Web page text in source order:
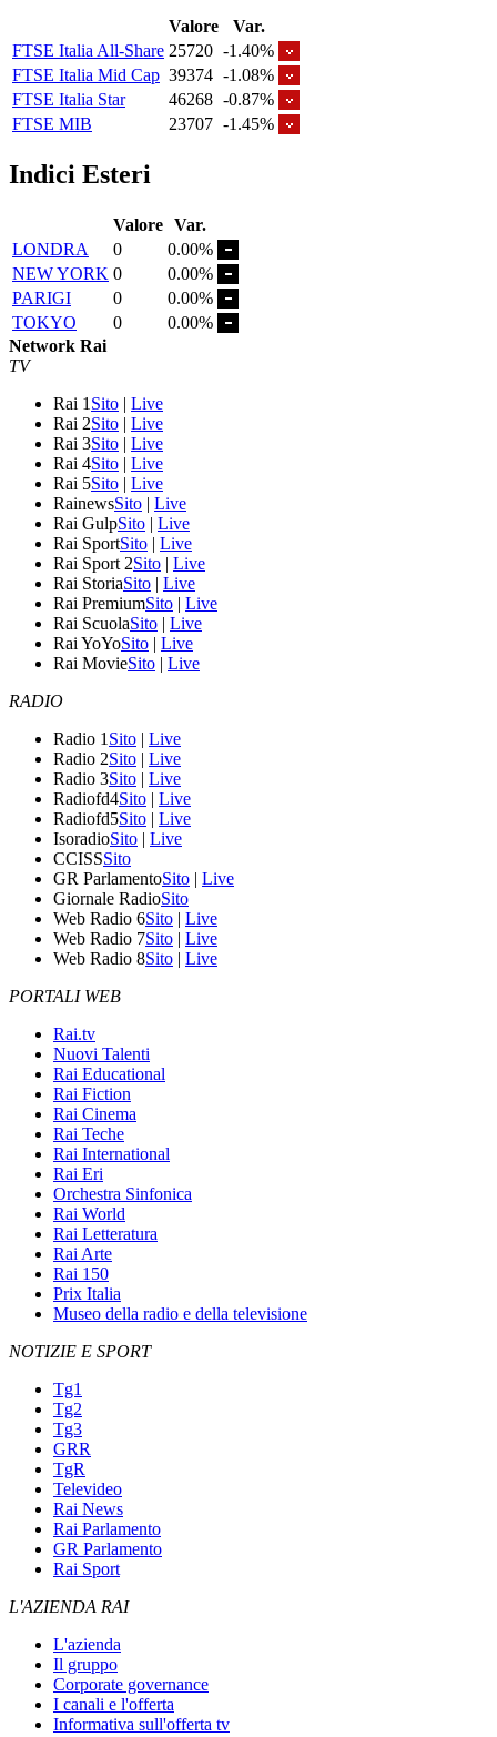
Valore
Var.
FTSE Italia All-Share 25720 -1.40%
FTSE Italia Mid Cap 39374 -1.08%
FTSE Italia Star
46268 -0.87%
FTSE MIB
23707 -1.45%
Indici Esteri
Valore Var.
LONDRA
0
0.00%
NEW YORK 0
0.00%
PARIGI
0
0.00%
TOKYO
0
0.00%
Network Rai
TV
Rai 1 Sito | Live
Rai 2Sito | Live
Rai 3Sito | Live
Rai 4Sito | Live
Rai 5Sito | Live
RainewsSito | Live
Rai GulpSito | Live
Rai SportSito | Live
Rai Sport 2Sito | Live
Rai StoriaSito | Live
Rai PremiumSito | Live
Rai ScuolaSito | Live
Rai YoYoSito | Live
Rai MovieSito | Live
RADIO
Radio 1 Sito | Live
Radio 2Sito | Live
Radio 3Sito | Live
Radiofd4Sito | Live
Radiofd5Sito | Live
IsoradioSito | Live
CCISSSito
GR ParlamentoSito | Live
Giornale RadioSito
Web Radio 6Sito | Live
Web Radio 7Sito | Live
Web Radio 8Sito | Live
PORTALI WEB
Rai.tv
Nuovi Talenti
Rai Educational
Rai Fiction
Rai Cinema
Rai Teche
Rai International
Rai Eri
Orchestra Sinfonica
Rai World
Rai Letteratura
Rai Arte
Rai 150
Prix Italia
Museo della radio e della televisione
NOTIZIE E SPORT
Tg1
Tg2
Tg3
GRR
TgR
Televideo
Rai News
Rai Parlamento
GR Parlamento
Rai Sport
L'AZIENDA RAI
L'azienda
Il gruppo
Corporate governance
I canali e l'offerta
Informativa sull'offerta tv